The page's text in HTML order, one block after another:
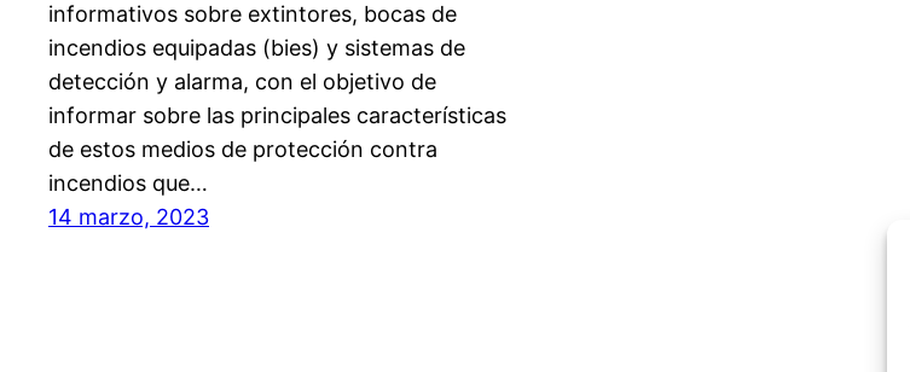
informativos sobre extintores, bocas de
incendios equipadas (bies) y sistemas de
detección y alarma, con el objetivo de
informar sobre las principales características
de estos medios de protección contra
incendios que…
14 marzo, 2023